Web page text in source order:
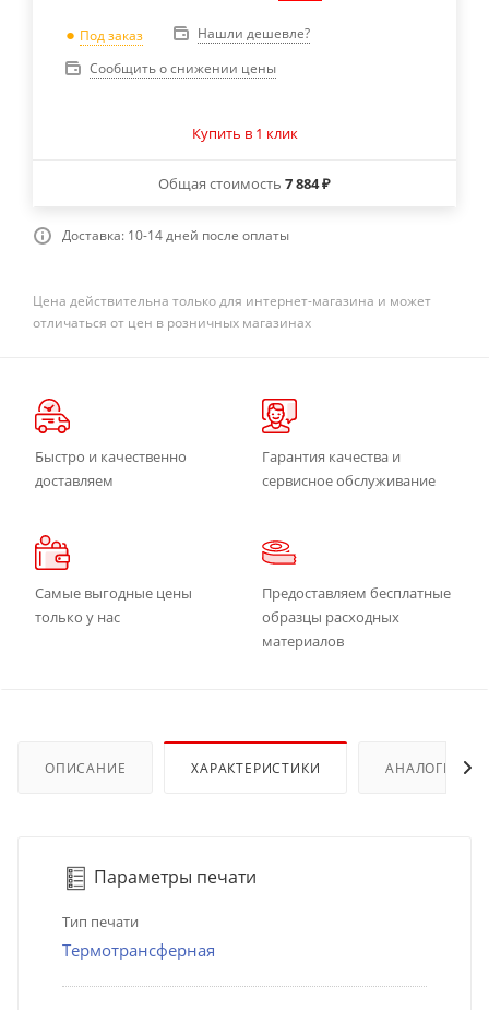
Под заказ
Нашли дешевле?
Сообщить о снижении цены
Купить в 1 клик
Общая стоимость 7 884 ₽
Доставка: 10-14 дней после оплаты
Цена действительна только для интернет-магазина и может
отличаться от цен в розничных магазинах
Быстро и качественно
доставляем
Гарантия качества и
сервисное обслуживание
Самые выгодные цены
только у нас
Предоставляем бесплатные
образцы расходных
материалов
ОПИСАНИЕ ХАРАКТЕРИСТИКИ АНАЛОГИ
Параметры печати
Тип печати
Термотрансферная